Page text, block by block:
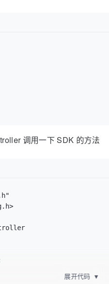
调用一下 SDK 的方法
展开代码 ▼